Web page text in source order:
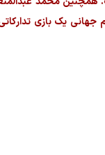
یک بازی